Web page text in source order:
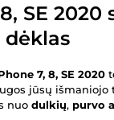
SE 2020
7, 8, SE 2020
jūsų išmaniojo
nuo dulkių, purvo